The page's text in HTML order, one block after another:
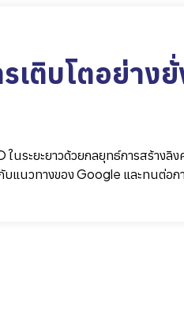
เติบโตอย่าง
นระยะยาวด้วยกลยุทธ์การสร้างลิ
นวทางของ Google และทนต่อก